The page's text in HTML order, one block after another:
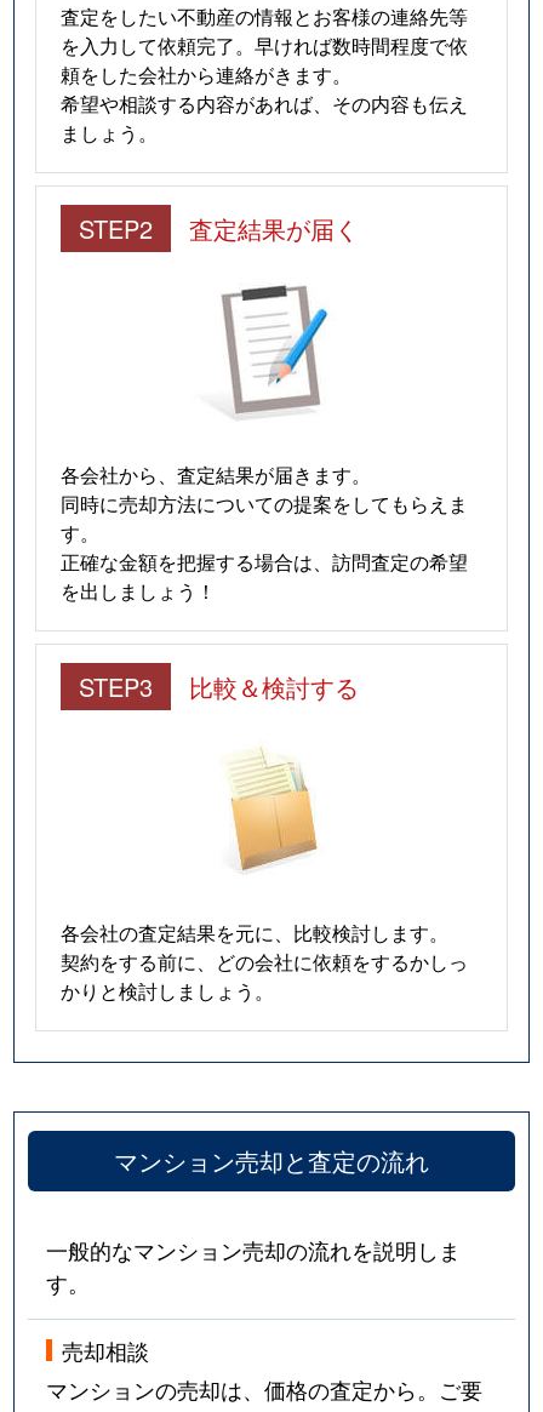
査定をしたい不動産の情報とお客様の連絡先等
を入力して依頼完了。早ければ数時間程度で依
頼をした会社から連絡がきます。
希望や相談する内容があれば、その内容も伝え
ましょう。
STEP2 査定結果が届く
各会社から、査定結果が届きます。
同時に売却方法についての提案をしてもらえま
す。
正確な金額を把握する場合は、訪問査定の希望
を出しましょう！
STEP3 比較＆検討する
各会社の査定結果を元に、比較検討します。
契約をする前に、どの会社に依頼をするかしっ
かりと検討しましょう。
マンション売却と査定の流れ
一般的なマンション売却の流れを説明しま
す。
売却相談
マンションの売却は、価格の査定から。ご要